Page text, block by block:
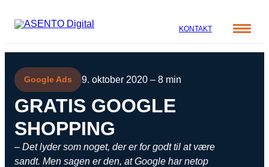
KONTAKT
Cases
Specialer
ORGANIC SEARCH
SEO
GEO
Viden
Blog
Webinar
Om os
Mød teamet
Nyhedsbrev
Google Ads 9. oktober 2020 – 8 min
GRATIS GOOGLE
SHOPPING
– Det lyder som noget, der er for godt til at være
sandt. Men sagen er den, atGoogle har netop